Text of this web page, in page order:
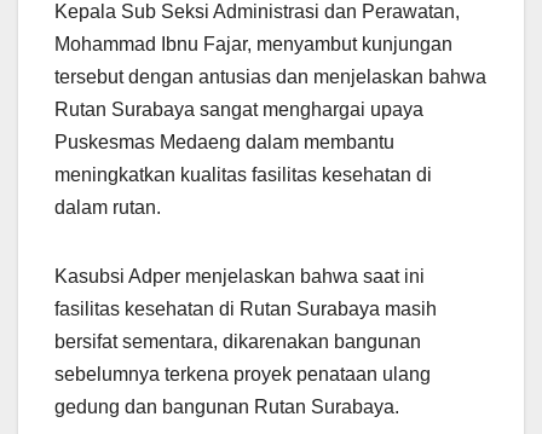
Kepala Sub Seksi Administrasi dan Perawatan,
Mohammad Ibnu Fajar, menyambut kunjungan
tersebut dengan antusias dan menjelaskan bahwa
Rutan Surabaya sangat menghargai upaya
Puskesmas Medaeng dalam membantu
meningkatkan kualitas fasilitas kesehatan di
dalam rutan.
Kasubsi Adper menjelaskan bahwa saat ini
fasilitas kesehatan di Rutan Surabaya masih
bersifat sementara, dikarenakan bangunan
sebelumnya terkena proyek penataan ulang
gedung dan bangunan Rutan Surabaya.